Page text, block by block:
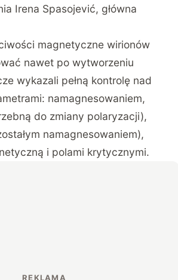
Irena Spasojević, główna
magnetyczne wirionów
nawet po wytworzeniu
wykazali pełną kontrolę nad
namagnesowaniem,
do zmiany polaryzacji),
namagnesowaniem),
i polami krytycznymi.